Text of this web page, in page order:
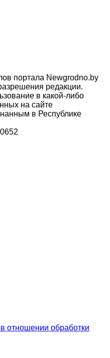
портала Newgrodno.by
редакции.
в какой-либо
на сайте
в Республике
отношении обработки